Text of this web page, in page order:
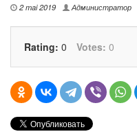
2 mai 2019 Администратор
Rating: 0 Votes: 0